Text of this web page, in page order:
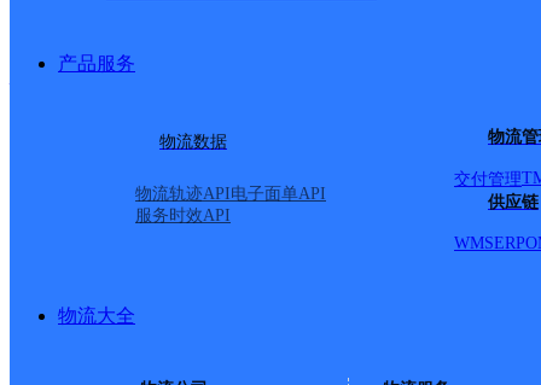
产品服务
物流数据
物流轨迹API电子面单API
服务时效API
物流
交付管理
供应链
WMSERP
物流大全
邹平县
百世快递 更多号码
地址
路48号
派送范围:1. 黛西一路至
送。 黄山一路至黄山五